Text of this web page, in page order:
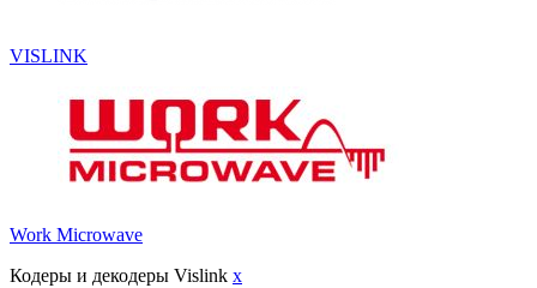
VISLINK
Work Microwave
Кодеры и декодеры Vislink x